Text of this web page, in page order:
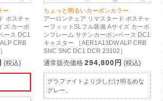
ー
ポスチャ
ズ カーボ
ース DC1
CRB
(税込)
ちょっと明るいカーボンカラー
アーロンチェア リマスタード ポスチャ
ーフィットSLフル装備 Aサイズ カーボ
ンフレーム サテンカーボンベース DC1
キャスター ［AER1A13DW ALP CRB
SNC SNC DC1 DCR 23102］
通常販売価格 294,800円 (税込)
グラファイトより少しだけ明るめな
グレー。